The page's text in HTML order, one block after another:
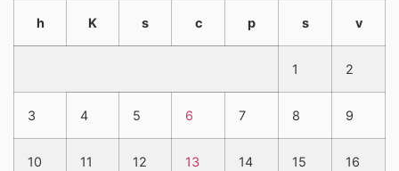
h K s c p s v
1 2
3 4 5 6 7 8 9
10 11 12 13 14 15 16